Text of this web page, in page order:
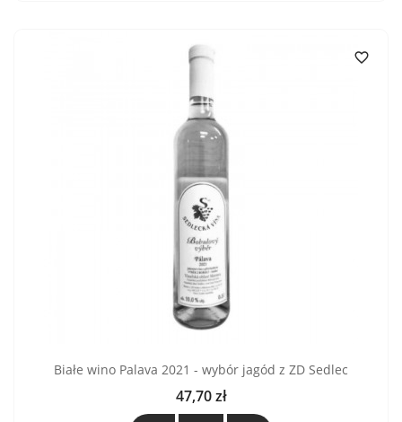

Białe wino Palava 2021 - wybór jagód z ZD Sedlec
Cena
47,70 zł